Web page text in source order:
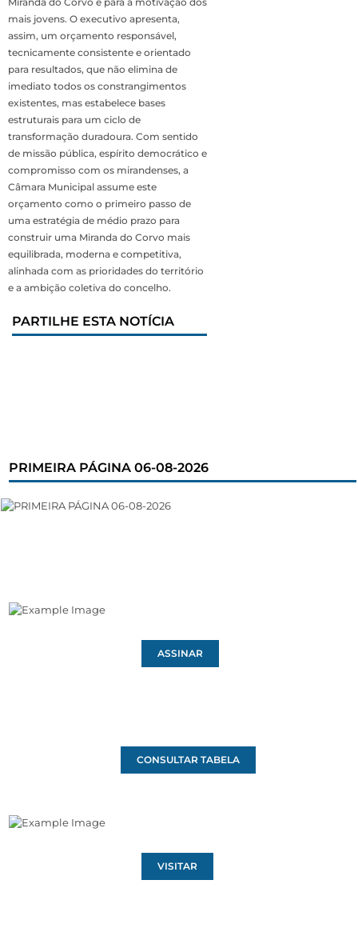
mais jovens. O executivo apresenta,
assim, um orçamento responsável,
tecnicamente consistente e orientado
para resultados, que não elimina de
imediato todos os constrangimentos
existentes, mas estabelece bases
estruturais para um ciclo de
transformação duradoura. Com sentido
de missão pública, espírito democrático e
compromisso com os mirandenses, a
Câmara Municipal assume este
orçamento como o primeiro passo de
uma estratégia de médio prazo para
construir uma Miranda do Corvo mais
equilibrada, moderna e competitiva,
alinhada com as prioridades do território
e a ambição coletiva do concelho.
PARTILHE ESTA NOTÍCIA
PRIMEIRA PÁGINA 06-08-2026
ASSINAR
CONSULTAR TABELA
VISITAR